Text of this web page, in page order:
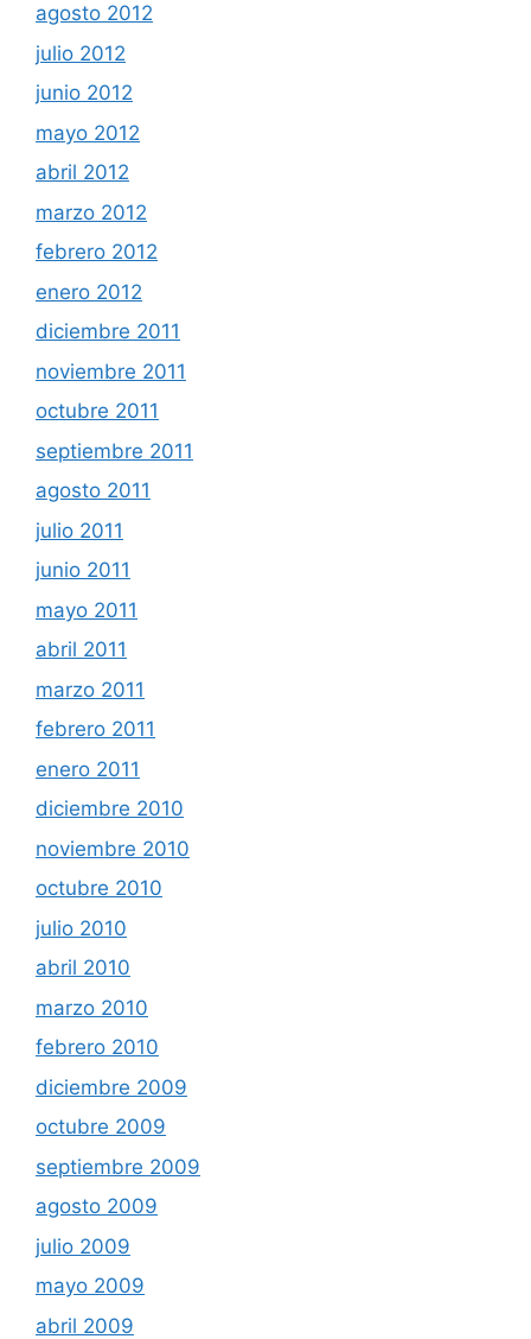
agosto 2012
julio 2012
junio 2012
mayo 2012
abril 2012
marzo 2012
febrero 2012
enero 2012
diciembre 2011
noviembre 2011
octubre 2011
septiembre 2011
agosto 2011
julio 2011
junio 2011
mayo 2011
abril 2011
marzo 2011
febrero 2011
enero 2011
diciembre 2010
noviembre 2010
octubre 2010
julio 2010
abril 2010
marzo 2010
febrero 2010
diciembre 2009
octubre 2009
septiembre 2009
agosto 2009
julio 2009
mayo 2009
abril 2009